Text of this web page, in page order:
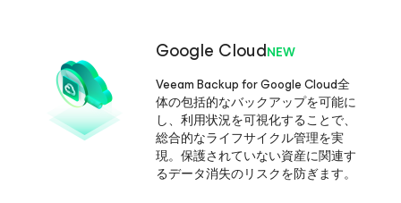
Google CloudNEW
Veeam Backupfor Google Cloud全
体の包括的なバックアップを可能に
し、利用状況を可視化することで、
総合的なライフサイクル管理を実
現。保護されていない資産に関連す
るデータ消失のリスクを防ぎます。